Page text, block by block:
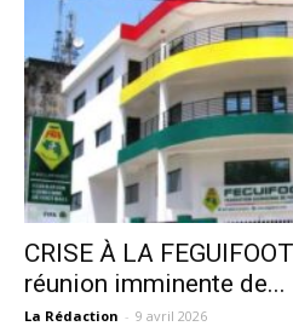
CRISE À LA
réunion imminente de...
La Rédaction - 9 avril 2026